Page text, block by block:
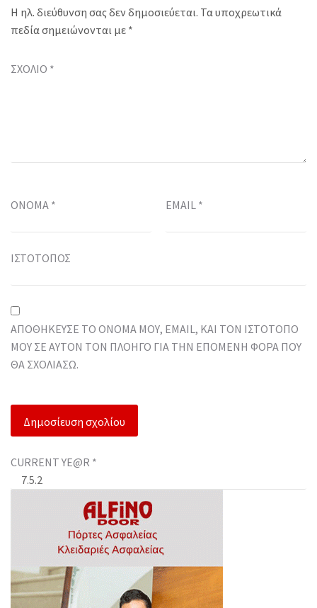
Η ηλ. διεύθυνση σας δεν δημοσιεύεται. Τα υποχρεωτικά
πεδία σημειώνονται με *
ΣΧΌΛΙΟ *
ΌΝΟΜΑ * EMAIL *
ΙΣΤΌΤΟΠΟΣ
ΑΠΟΘΉΚΕΥΣΕ ΤΟ ΌΝΟΜΆ ΜΟΥ, EMAIL, ΚΑΙ ΤΟΝ ΙΣΤΌΤΟΠΟ
ΜΟΥ ΣΕ ΑΥΤΌΝ ΤΟΝ ΠΛΟΗΓΌ ΓΙΑ ΤΗΝ ΕΠΌΜΕΝΗ ΦΟΡΆ ΠΟΥ
ΘΑ ΣΧΟΛΙΆΣΩ.
CURRENT YE@R *